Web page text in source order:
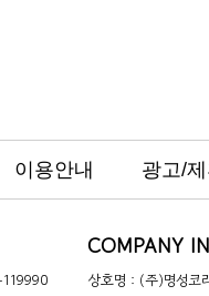
이용안내 광고/
COMPANY
상호명 : (주)명성코